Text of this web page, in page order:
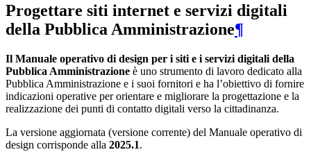
Progettare siti internet e servizi digitali
della Pubblica Amministrazione¶
Il Manuale operativo di design per i siti e i servizi digitali della
Pubblica Amministrazione è uno strumento di lavoro dedicato alla
Pubblica Amministrazione e i suoi fornitori e ha l’obiettivo di fornire
indicazioni operative per orientare e migliorare la progettazione e la
realizzazione dei punti di contatto digitali verso la cittadinanza.
La versione aggiornata (versione corrente) del Manuale operativo di
design corrisponde alla 2025.1.